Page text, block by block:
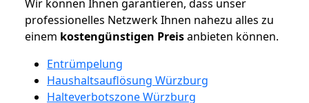
Wir können Ihnen garantieren, dass unser
professionelles Netzwerk Ihnen nahezu alles zu
einem kostengünstigen Preisanbieten können.
Entrümpelung
Haushaltsauflösung Würzburg
Halteverbotszone Würzburg